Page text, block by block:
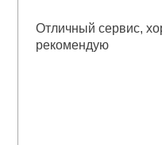
Отличный сервис,
рекомендую